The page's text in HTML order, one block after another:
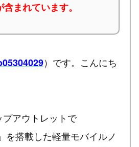
まれています。
）です。こんにち
アウトレットで
を搭載した軽量モバイルノ